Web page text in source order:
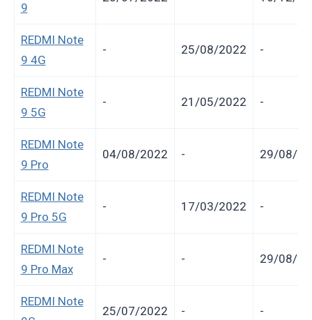
9
REDMI Note
9 4G
- 25/08/2022 -
REDMI Note
9 5G
- 21/05/2022 -
REDMI Note
9 Pro
04/08/2022 - 29/08/
REDMI Note
9 Pro 5G
- 17/03/2022 -
REDMI Note
9 Pro Max
- - 29/08/
REDMI Note
25/07/2022 - -